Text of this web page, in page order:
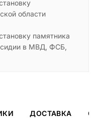
области
памятника
в МВД, ФСБ,
ДОСТАВКА